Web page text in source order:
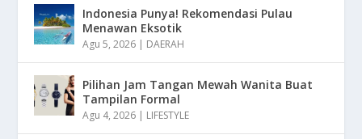
Indonesia Punya! Rekomendasi Pulau
Menawan Eksotik
Agu 5, 2026 | DAERAH
Pilihan Jam Tangan Mewah Wanita Buat
Tampilan Formal
Agu 4, 2026 | LIFESTYLE